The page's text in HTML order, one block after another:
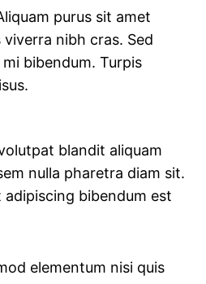
purus sit amet
nibh cras. Sed
bibendum. Turpis
blandit aliquam
nulla pharetra diam sit.
adipiscing bibendum est
elementum nisi quis